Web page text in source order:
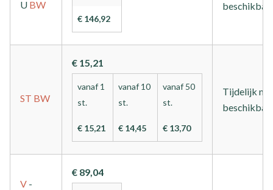
U BW
€ 146,92
ST BW
€ 15,21
vanaf 1
st.
€ 15,21
vanaf 10
st.
€ 14,45
vanaf 50
st.
€ 13,70
Tijdelijk
V -
€ 89,04